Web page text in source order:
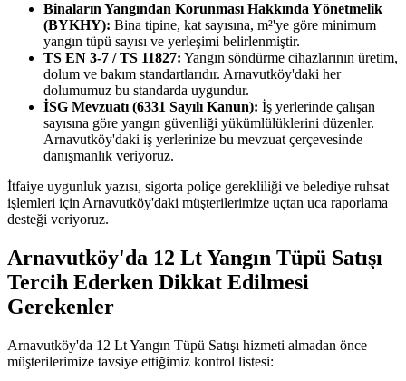
Binaların Yangından Korunması Hakkında Yönetmelik
(BYKHY): Bina tipine, kat sayısına, m²'ye göre minimum
yangın tüpü sayısı ve yerleşimi belirlenmiştir.
TS EN 3-7 / TS 11827: Yangın söndürme cihazlarının üretim,
dolum ve bakım standartlarıdır. Arnavutköy'daki her
dolumumuz bu standarda uygundur.
İSG Mevzuatı (6331 Sayılı Kanun): İş yerlerinde çalışan
sayısına göre yangın güvenliği yükümlülüklerini düzenler.
Arnavutköy'daki iş yerlerinize bu mevzuat çerçevesinde
danışmanlık veriyoruz.
İtfaiye uygunluk yazısı, sigorta poliçe gerekliliği ve belediye ruhsat
işlemleri için Arnavutköy'daki müşterilerimize uçtan uca raporlama
desteği veriyoruz.
Arnavutköy'da 12 Lt Yangın Tüpü Satışı
Tercih Ederken Dikkat Edilmesi
Gerekenler
Arnavutköy'da 12 Lt Yangın Tüpü Satışı hizmeti almadan önce
müşterilerimize tavsiye ettiğimiz kontrol listesi: